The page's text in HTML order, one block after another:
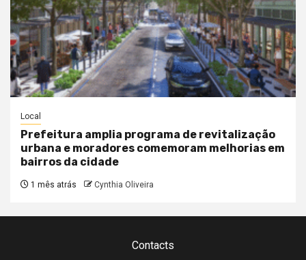
Local
Prefeitura amplia programa de revitalização
urbana e moradores comemoram melhorias em
bairros da cidade
1 mês atrás Cynthia Oliveira
Contacts